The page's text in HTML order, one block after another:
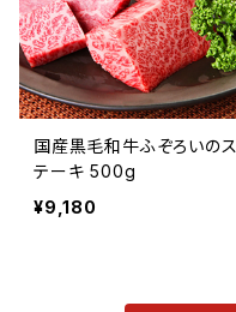
国産黒毛和牛ふぞろいのス
テーキ 500g
¥9,180